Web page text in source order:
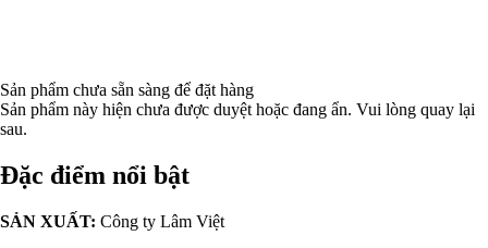
Sản phẩm chưa sẵn sàng để đặt hàng
Sản phẩm này hiện chưa được duyệt hoặc đang ẩn. Vui lòng quay lại
sau.
Đặc điểm nổi bật
SẢN XUẤT: Công ty Lâm Việt